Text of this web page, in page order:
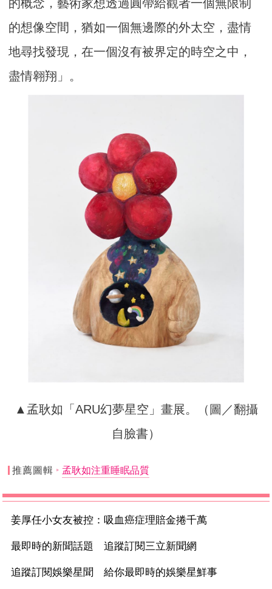
的概念，藝術家想透過圓帶給觀者一個無限制
的想像空間，猶如一個無邊際的外太空，盡情
地尋找發現，在一個沒有被界定的時空之中，
盡情翱翔」。
▲孟耿如「ARU幻夢星空」畫展。（圖／翻攝
自臉書）
推薦圖輯 孟耿如注重睡眠品質
姜厚任小女友被控：吸血癌症理賠金捲千萬
最即時的新聞話題 追蹤訂閱三立新聞網
追蹤訂閱娛樂星聞 給你最即時的娛樂星鮮事